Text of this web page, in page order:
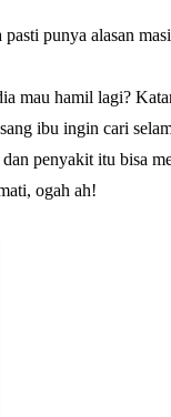
punya alasan
mau hamil lagi?
ibu ingin cari
penyakit itu bisa
ogah ah!